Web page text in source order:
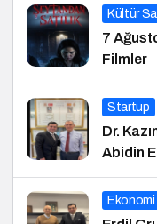
Kültür
7
Filmler
Startup
Dr.
Abidin
Ekonomi